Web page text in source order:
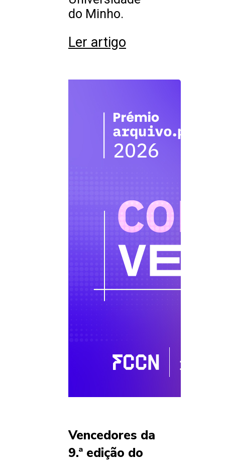
do Minho.
Ler artigo
Vencedores da
9.ª edição do